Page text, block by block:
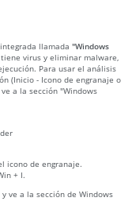
llamada "Windows
virus y eliminar malware,
Para usar el análisis
(Inicio - Icono de engranaje o
a la sección "Windows
icono de engranaje.
+ I.
ve a la sección de Windows